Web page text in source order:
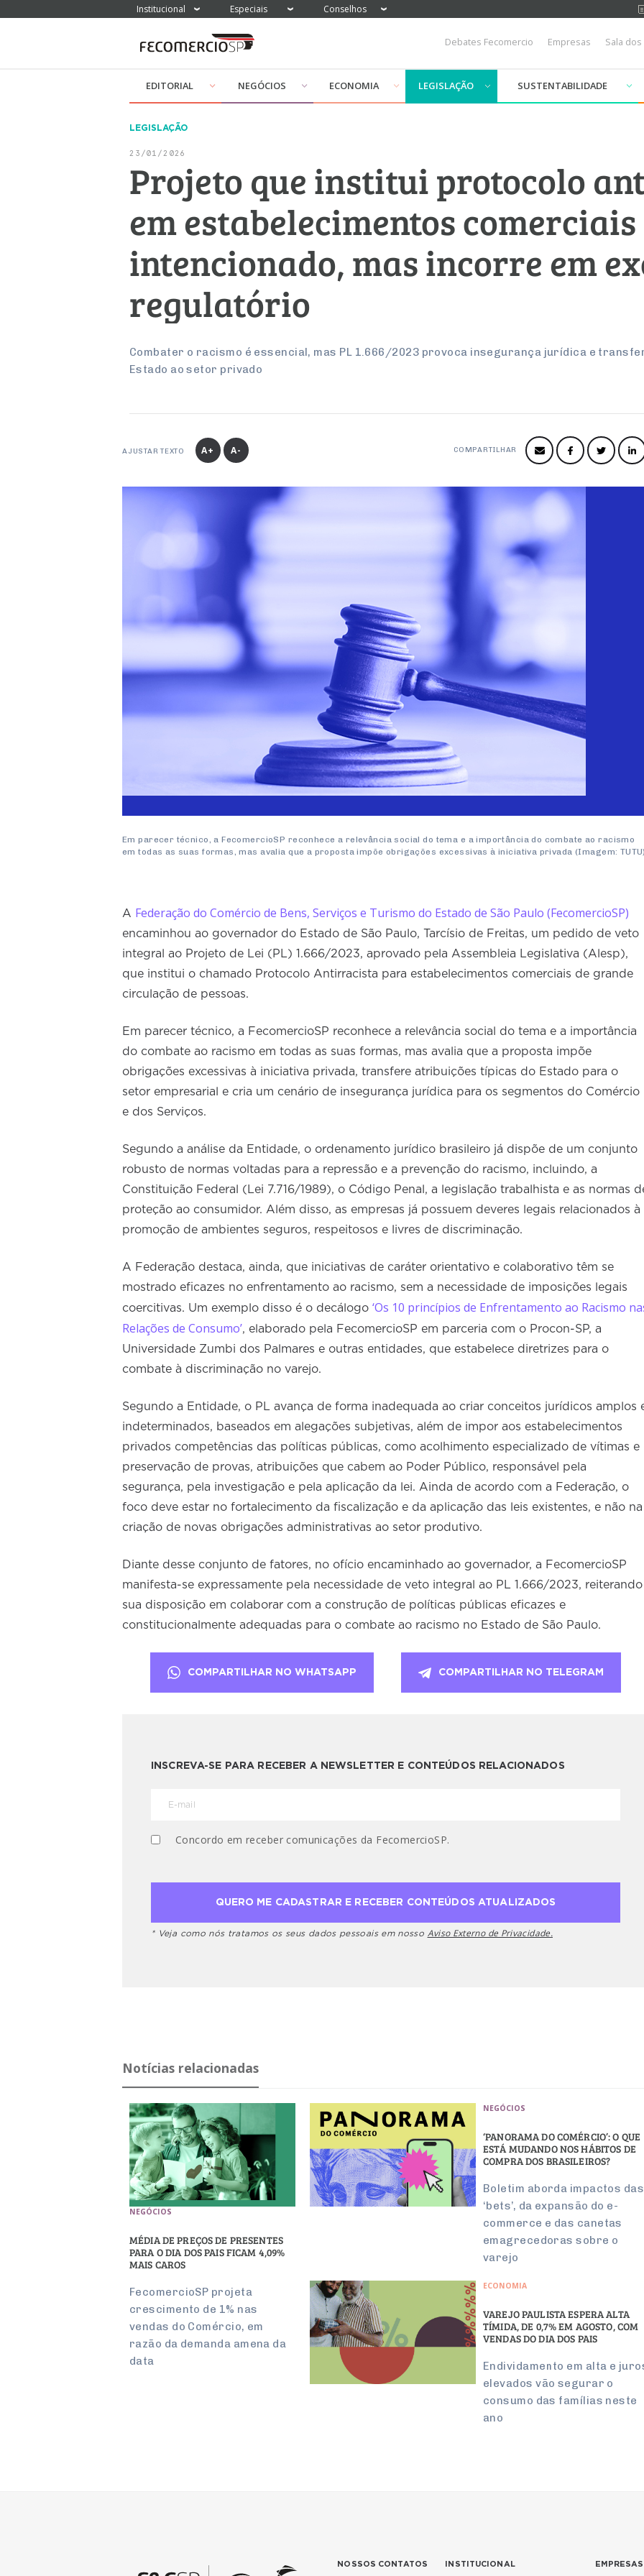
Institucional Especiais Conselhos
Debates Fecomercio Empresas Sala
EDITORIAL NEGÓCIOS ECONOMIA LEGISLAÇÃO SUSTENTABILIDADE
LEGISLAÇÃO
23/01/2026
Projeto que institui protocolo
em estabelecimentos comerciais
intencionado, mas incorre em
regulatório
Combater o racismo é essencial, mas PL 1.666/2023 provoca insegurança jurídica e
Estado ao setor privado
AJUSTAR TEXTO A+ A- COMPARTILHAR
Em parecer técnico, a FecomercioSP reconhece a relevância social do tema e a importância do combate ao racismo
em todas as suas formas, mas avalia que a proposta impõe obrigações excessivas à iniciativa privada (Imagem:
A Federação do Comércio de Bens, Serviços e Turismo do Estado de São Paulo (FecomercioSP)
encaminhou ao governador do Estado de São Paulo, Tarcísio de Freitas, um pedido de veto
integral ao Projeto de Lei (PL) 1.666/2023, aprovado pela Assembleia Legislativa (Alesp),
que institui o chamado Protocolo Antirracista para estabelecimentos comerciais de grande
circulação de pessoas.
Em parecer técnico, a FecomercioSP reconhece a relevância social do tema e a importância
do combate ao racismo em todas as suas formas, mas avalia que a proposta impõe
obrigações excessivas à iniciativa privada, transfere atribuições típicas do Estado para o
setor empresarial e cria um cenário de insegurança jurídica para os segmentos do Comércio
e dos Serviços.
Segundo a análise da Entidade, o ordenamento jurídico brasileiro já dispõe de um conjunto
robusto de normas voltadas para a repressão e a prevenção do racismo, incluindo, a
Constituição Federal (Lei 7.716/1989), o Código Penal, a legislação trabalhista e as normas
proteção ao consumidor. Além disso, as empresas já possuem deveres legais relacionados à
promoção de ambientes seguros, respeitosos e livres de discriminação.
A Federação destaca, ainda, que iniciativas de caráter orientativo e colaborativo têm se
mostrado eficazes no enfrentamento ao racismo, sem a necessidade de imposições legais
coercitivas. Um exemplo disso é o decálogo ‘Os 10 princípios de Enfrentamento ao Racismo
Relações de Consumo’, elaborado pela FecomercioSP em parceria com o Procon-SP, a
Universidade Zumbi dos Palmares e outras entidades, que estabelece diretrizes para o
combate à discriminação no varejo.
Segundo a Entidade, o PL avança de forma inadequada ao criar conceitos jurídicos amplos
indeterminados, baseados em alegações subjetivas, além de impor aos estabelecimentos
privados competências das políticas públicas, como acolhimento especializado de vítimas e
preservação de provas, atribuições que cabem ao Poder Público, responsável pela
segurança, pela investigação e pela aplicação da lei. Ainda de acordo com a Federação, o
foco deve estar no fortalecimento da fiscalização e da aplicação das leis existentes, e não na
criação de novas obrigações administrativas ao setor produtivo.
Diante desse conjunto de fatores, no ofício encaminhado ao governador, a FecomercioSP
manifesta-se expressamente pela necessidade de veto integral ao PL 1.666/2023, reiterando
sua disposição em colaborar com a construção de políticas públicas eficazes e
constitucionalmente adequadas para o combate ao racismo no Estado de São Paulo.
COMPARTILHAR NO WHATSAPP COMPARTILHAR NO TELEGRAM
INSCREVA-SE PARA RECEBER A NEWSLETTER E CONTEÚDOS RELACIONADOS
Concordo em receber comunicações da FecomercioSP.
* Veja como nós tratamos os seus dados pessoais em nosso Aviso Externo de Privacidade.
Notícias relacionadas
NEGÓCIOS
MÉDIA DE PREÇOS DE PRESENTES
PARA O DIA DOS PAIS FICAM 4,09%
MAIS CAROS
FecomercioSP projeta
crescimento de 1% nas
vendas do Comércio, em
razão da demanda amena da
data
NEGÓCIOS
‘PANORAMA DO COMÉRCIO’: O QUE
ESTÁ MUDANDO NOS HÁBITOS DE
COMPRA DOS BRASILEIROS?
Boletim aborda impactos das
‘bets’, da expansão do e-
commerce e das canetas
emagrecedoras sobre o
varejo
ECONOMIA
VAREJO PAULISTA ESPERA ALTA
TÍMIDA, DE 0,7% EM AGOSTO, COM
VENDAS DO DIA DOS PAIS
Endividamento em alta e
elevados vão segurar o
consumo das famílias neste
ano
NOSSOS CONTATOS INSTITUCIONAL EMPRESAS